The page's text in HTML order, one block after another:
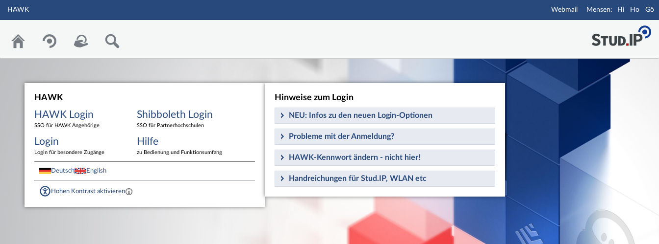
Hauptnavigation
Fußzeile
HAWK Webmail Hi Ho Gö
HAWK
HAWK Login
SSO für HAWK Angehörige
Shibboleth Login
SSO für Partnerhochschulen
Login
Login für besondere Zugänge
Hilfe
zu Bedienung und Funktionsumfang
Deutsch English
Hohen Kontrast aktivieren
Hinweise zum Login
NEU: Infos zu den neuen Login-Optionen
Probleme mit der Anmeldung?
HAWK-Kennwort ändern - nicht hier!
Handreichungen für Stud.IP, WLAN etc